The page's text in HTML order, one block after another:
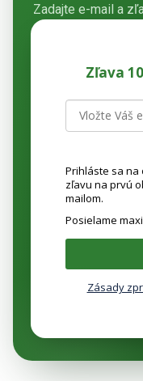
Zadajte e-mail a
Zľava
Prihláste sa na
zľavu na prvú
mailom.
Posielame
Zásady